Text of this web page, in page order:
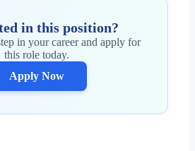
in this position?
in your career and apply for
this role today.
Apply Now